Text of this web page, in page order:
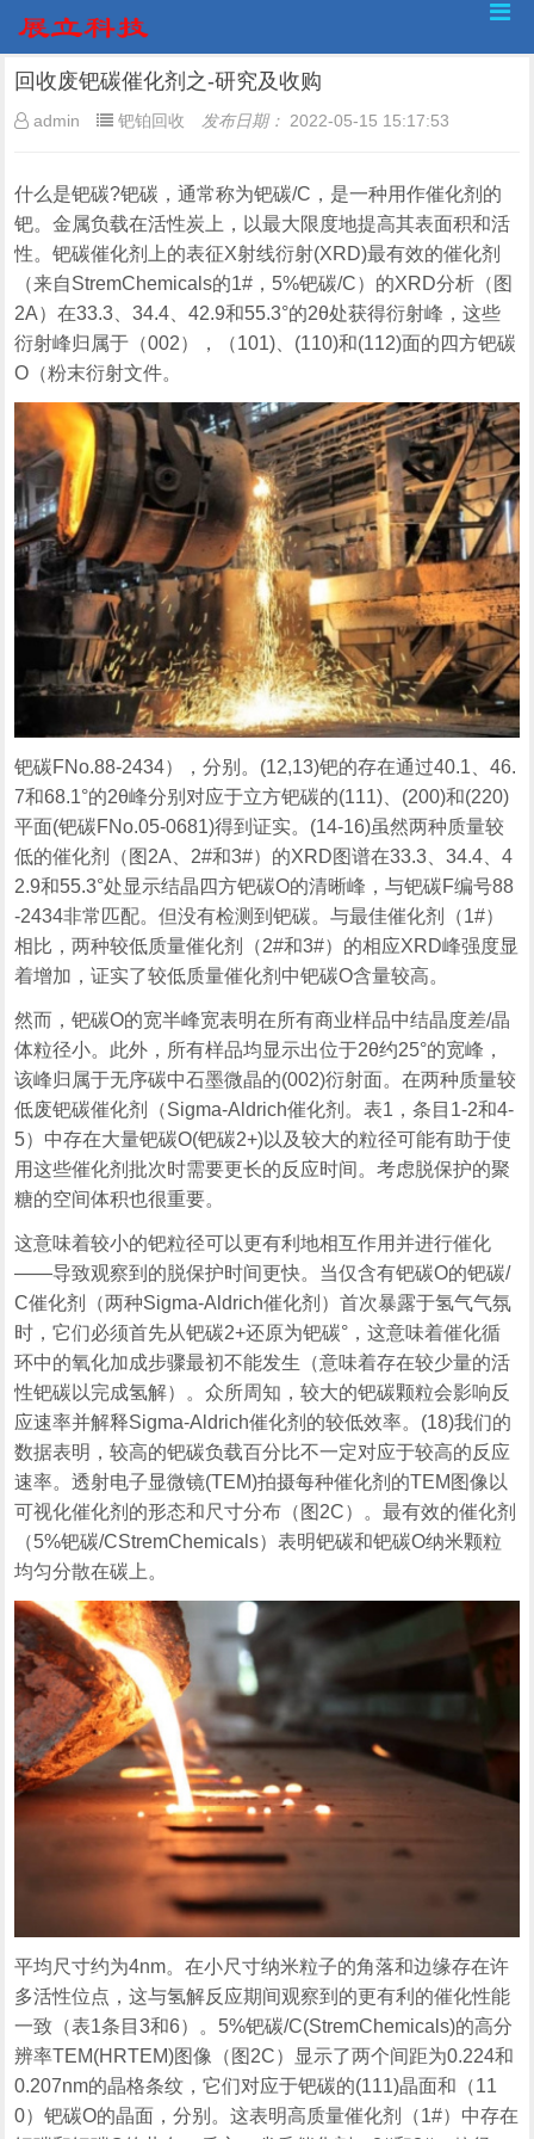
回收废钯碳催化剂之-研究及收购
admin 钯铂回收 发布日期： 2022-05-15 15:17:53
什么是钯碳?钯碳，通常称为钯碳/C，是一种用作催化剂的
钯。金属负载在活性炭上，以最大限度地提高其表面积和活
性。钯碳催化剂上的表征X射线衍射(XRD)最有效的催化剂
（来自StremChemicals的1#，5%钯碳/C）的XRD分析（图
2A）在33.3、34.4、42.9和55.3°的2θ处获得衍射峰，这些
衍射峰归属于（002），（101)、(110)和(112)面的四方钯碳
O（粉末衍射文件。
钯碳FNo.88-2434），分别。(12,13)钯的存在通过40.1、46.
7和68.1°的2θ峰分别对应于立方钯碳的(111)、(200)和(220)
平面(钯碳FNo.05-0681)得到证实。(14-16)虽然两种质量较
低的催化剂（图2A、2#和3#）的XRD图谱在33.3、34.4、4
2.9和55.3°处显示结晶四方钯碳O的清晰峰，与钯碳F编号88
-2434非常匹配。但没有检测到钯碳。与最佳催化剂（1#）
相比，两种较低质量催化剂（2#和3#）的相应XRD峰强度显
着增加，证实了较低质量催化剂中钯碳O含量较高。
然而，钯碳O的宽半峰宽表明在所有商业样品中结晶度差/晶
体粒径小。此外，所有样品均显示出位于2θ约25°的宽峰，
该峰归属于无序碳中石墨微晶的(002)衍射面。在两种质量较
低废钯碳催化剂（Sigma-Aldrich催化剂。表1，条目1-2和4-
5）中存在大量钯碳O(钯碳2+)以及较大的粒径可能有助于使
用这些催化剂批次时需要更长的反应时间。考虑脱保护的聚
糖的空间体积也很重要。
这意味着较小的钯粒径可以更有利地相互作用并进行催化
——导致观察到的脱保护时间更快。当仅含有钯碳O的钯碳/
C催化剂（两种Sigma-Aldrich催化剂）首次暴露于氢气气氛
时，它们必须首先从钯碳2+还原为钯碳°，这意味着催化循
环中的氧化加成步骤最初不能发生（意味着存在较少量的活
性钯碳以完成氢解）。众所周知，较大的钯碳颗粒会影响反
应速率并解释Sigma-Aldrich催化剂的较低效率。(18)我们的
数据表明，较高的钯碳负载百分比不一定对应于较高的反应
速率。透射电子显微镜(TEM)拍摄每种催化剂的TEM图像以
可视化催化剂的形态和尺寸分布（图2C）。最有效的催化剂
（5%钯碳/CStremChemicals）表明钯碳和钯碳O纳米颗粒
均匀分散在碳上。
平均尺寸约为4nm。在小尺寸纳米粒子的角落和边缘存在许
多活性位点，这与氢解反应期间观察到的更有利的催化性能
一致（表1条目3和6）。5%钯碳/C(StremChemicals)的高分
辨率TEM(HRTEM)图像（图2C）显示了两个间距为0.224和
0.207nm的晶格条纹，它们对应于钯碳的(111)晶面和（11
0）钯碳O的晶面，分别。这表明高质量催化剂（1#）中存在